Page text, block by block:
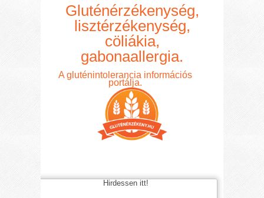
Gluténérzékenység,
lisztérzékenység,
cöliákia,
gabonaallergia.
A gluténintolerancia információs
portálja.
Hirdessen itt!